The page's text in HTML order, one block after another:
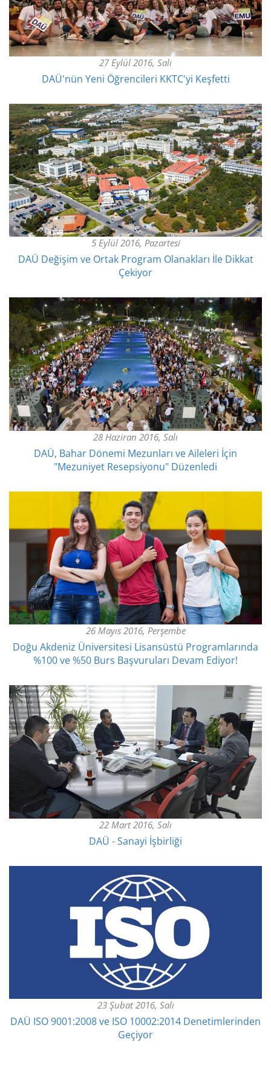
27 Eylül 2016, Salı
DAÜ'nün Yeni Öğrencileri KKTC'yi Keşfetti
5 Eylül 2016, Pazartesi
DAÜ Değişim ve Ortak Program Olanakları İle Dikkat
Çekiyor
28 Haziran 2016, Salı
DAÜ, Bahar Dönemi Mezunları ve Aileleri İçin
"Mezuniyet Resepsiyonu" Düzenledi
26 Mayıs 2016, Perşembe
Doğu Akdeniz Üniversitesi Lisansüstü Programlarında
%100 ve %50 Burs Başvuruları Devam Ediyor!
22 Mart 2016, Salı
DAÜ - Sanayi İşbirliği
23 Şubat 2016, Salı
DAÜ ISO 9001:2008 ve ISO 10002:2014 Denetimlerinden
Geçiyor